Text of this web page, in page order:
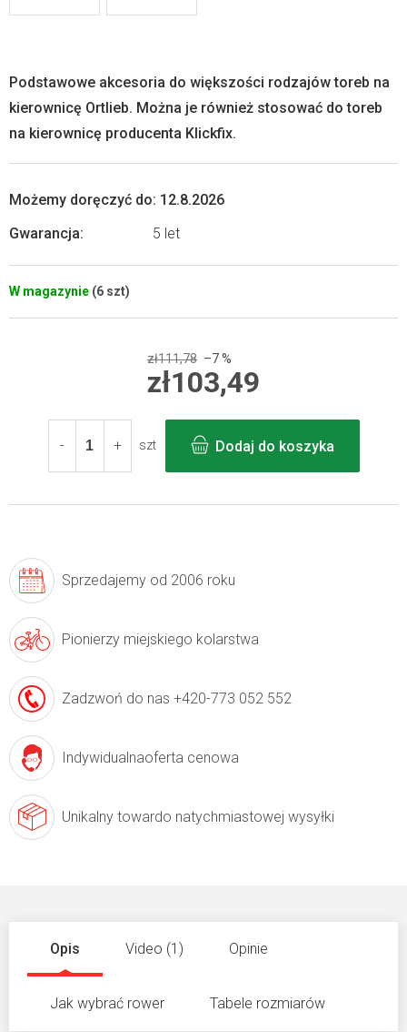
W magazynie (6 szt)
Możemy doręczyć do: 12.8.2026
Gwarancja: 5 let
Podstawowe akcesoria do większości rodzajów toreb na
kierownicę Ortlieb. Można je również stosować do toreb
na kierownicę producenta Klickfix.
zł111,78 –7 %
zł103,49
jednostkowa:
szt
Dodaj do koszyka
Sprzedajemy od 2006 roku
Pionierzy miejskiego kolarstwa
Zadzwoń do nas +420-773 052 552
Indywidualnaoferta cenowa
Unikalny towardo natychmiastowej wysyłki
Opis Video (1) Opinie
Jak wybrać rower Tabele rozmiarów